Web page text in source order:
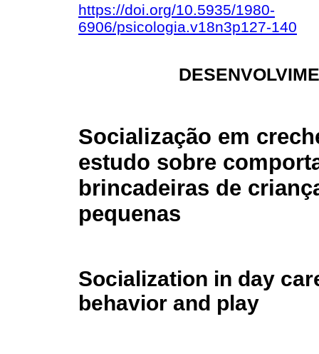
https://doi.org/10.5935/1980-
6906/psicologia.v18n3p127-140
Socialização em
estudo sobre
brincadeiras de
pequenas
Socialization in day
behavior and play